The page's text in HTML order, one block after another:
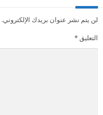
لن يتم نشر عنوان بريدك الإلكتروني.
التعليق*